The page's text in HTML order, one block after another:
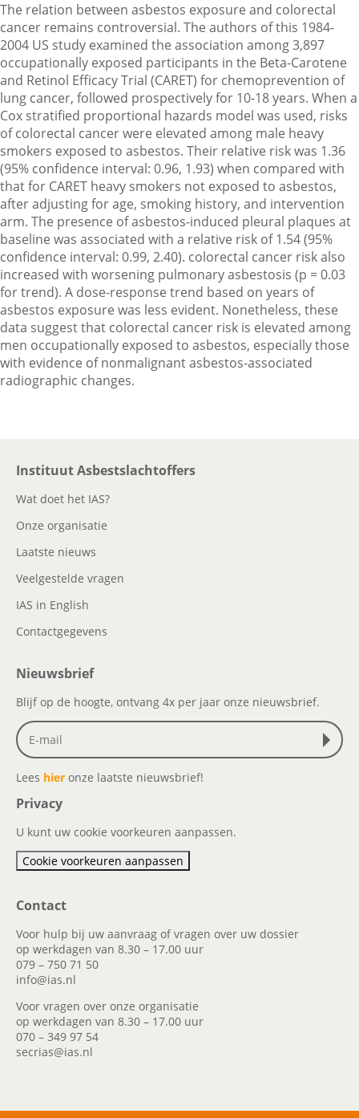
The relation between asbestos exposure and colorectal
cancer remains controversial. The authors of this 1984-
2004 US study examined the association among 3,897
occupationally exposed participants in the Beta-Carotene
and Retinol Efficacy Trial (CARET) for chemoprevention of
lung cancer, followed prospectively for 10-18 years. When a
Cox stratified proportional hazards model was used, risks
of colorectal cancer were elevated among male heavy
smokers exposed to asbestos. Their relative risk was 1.36
(95% confidence interval: 0.96, 1.93) when compared with
that for CARET heavy smokers not exposed to asbestos,
after adjusting for age, smoking history, and intervention
arm. The presence of asbestos-induced pleural plaques at
baseline was associated with a relative risk of 1.54 (95%
confidence interval: 0.99, 2.40). colorectal cancer risk also
increased with worsening pulmonary asbestosis (p = 0.03
for trend). A dose-response trend based on years of
asbestos exposure was less evident. Nonetheless, these
data suggest that colorectal cancer risk is elevated among
men occupationally exposed to asbestos, especially those
with evidence of nonmalignant asbestos-associated
radiographic changes.
Instituut Asbestslachtoffers
Wat doet het IAS?
Onze organisatie
Laatste nieuws
Veelgestelde vragen
IAS in English
Contactgegevens
Nieuwsbrief
Blijf op de hoogte, ontvang 4x per jaar onze nieuwsbrief.
Lees hier onze laatste nieuwsbrief!
Privacy
U kunt uw cookie voorkeuren aanpassen.
Cookie voorkeuren aanpassen
Contact
Voor hulp bij uw aanvraag of vragen over uw dossier
op werkdagen van 8.30 – 17.00 uur
079 – 750 71 50
info@ias.nl
Voor vragen over onze organisatie
op werkdagen van 8.30 – 17.00 uur
070 – 349 97 54
secrias@ias.nl